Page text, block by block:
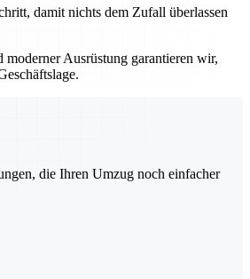
damit nichts dem Zufall überlassen
Ausrüstung garantieren wir,
die Ihren Umzug noch einfacher